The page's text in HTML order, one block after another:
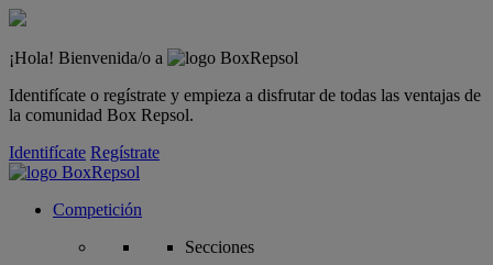
¡Hola! Bienvenida/o a
Identifícate o regístrate y empieza a disfrutar de todas las ventajas de
la comunidad Box Repsol.
Identifícate Regístrate
Competición
Secciones